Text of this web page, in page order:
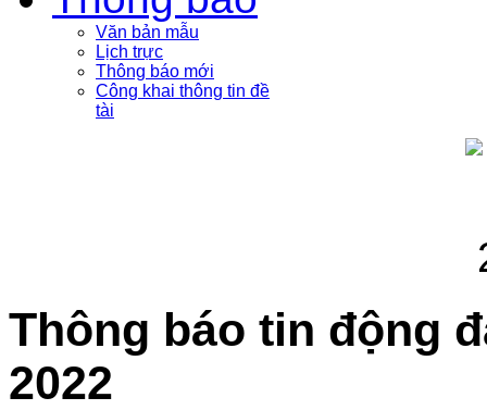
Văn bản mẫu
Lịch trực
Thông báo mới
Công khai thông tin đề
tài
Thông báo tin động
2022